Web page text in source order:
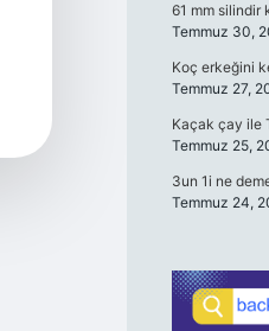
61 mm silindir
Temmuz 30,
Koç erkeğini
Temmuz 27,
Kaçak çay ile
Temmuz 25,
3un 1i ne
Temmuz 24,